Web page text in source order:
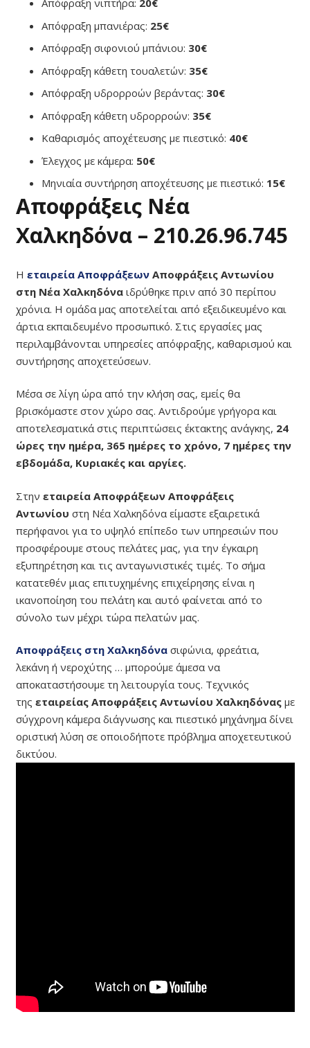
Απόφραξη νιπτήρα: 20€
Απόφραξη μπανιέρας: 25€
Απόφραξη σιφονιού μπάνιου: 30€
Απόφραξη κάθετη τουαλετών: 35€
Απόφραξη υδρορροών βεράντας: 30€
Απόφραξη κάθετη υδρορροών: 35€
Καθαρισμός αποχέτευσης με πιεστικό: 40€
Έλεγχος με κάμερα: 50€
Μηνιαία συντήρηση αποχέτευσης με πιεστικό: 15€
Αποφράξεις Νέα
Χαλκηδόνα – 210.26.96.745
Η εταιρεία ΑποφράξεωνΑποφράξεις Αντωνίου
στη Νέα Χαλκηδόναιδρύθηκε πριν από 30 περίπου
χρόνια. Η ομάδα μας αποτελείται από εξειδικευμένο και
άρτια εκπαιδευμένο προσωπικό. Στις εργασίες μας
περιλαμβάνονται υπηρεσίες απόφραξης, καθαρισμού και
συντήρησης αποχετεύσεων.
Μέσα σε λίγη ώρα από την κλήση σας, εμείς θα
βρισκόμαστε στον χώρο σας. Αντιδρούμε γρήγορα και
αποτελεσματικά στις περιπτώσεις έκτακτης ανάγκης, 24
ώρες την ημέρα, 365 ημέρες το χρόνο, 7 ημέρες την
εβδομάδα, Κυριακές και αργίες.
Στην εταιρεία Αποφράξεων Αποφράξεις
Αντωνίου στη Νέα Χαλκηδόνα είμαστε εξαιρετικά
περήφανοι για το υψηλό επίπεδο των υπηρεσιών που
προσφέρουμε στους πελάτες μας, για την έγκαιρη
εξυπηρέτηση και τις ανταγωνιστικές τιμές. Το σήμα
κατατεθέν μιας επιτυχημένης επιχείρησης είναι η
ικανοποίηση του πελάτη και αυτό φαίνεται από το
σύνολο των μέχρι τώρα πελατών μας.
Αποφράξεις στη Χαλκηδόνα σιφώνια, φρεάτια,
λεκάνη ή νεροχύτης … μπορούμε άμεσα να
αποκαταστήσουμε τη λειτουργία τους. Τεχνικός
της εταιρείας Αποφράξεις Αντωνίου Χαλκηδόνας με
σύγχρονη κάμερα διάγνωσης και πιεστικό μηχάνημα δίνει
οριστική λύση σε οποιοδήποτε πρόβλημα αποχετευτικού
δικτύου.